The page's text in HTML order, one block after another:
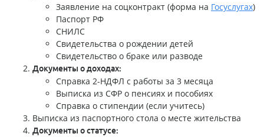
Заявление на соцконтракт (форма на Госуслугах)
Паспорт РФ
СНИЛС
Свидетельства о рождении детей
Свидетельство о браке или разводе
Документы о доходах:
Справка 2-НДФЛ с работы за 3 месяца
Выписка из СФР о пенсиях и пособиях
Справка о стипендии (если учитесь)
Выписка из паспортного стола о месте жительства
Документы о статусе: